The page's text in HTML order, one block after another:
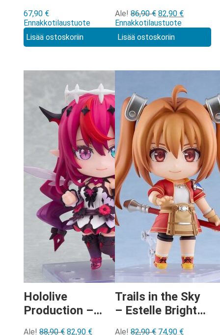
Nendoroid
[3103]
67,90 €
Ennakkotilaustuote
Lisää ostoskoriin
Nendoroid
[3032]
Ale! 86,90€ Alkuperäinen
hinta
oli:
86,90 €.
82,90 €Nykyinen
Ennakkotilaustuote
Lisää ostoskoriin
Hololive
Production –
Ale! 88,90€ Alkuperäinen
82,90 €Nykyinen
Trails in the Sky
– Estelle Bright:
Ale! 82,90€ Alkuperäinen
74,90 €Nykyinen